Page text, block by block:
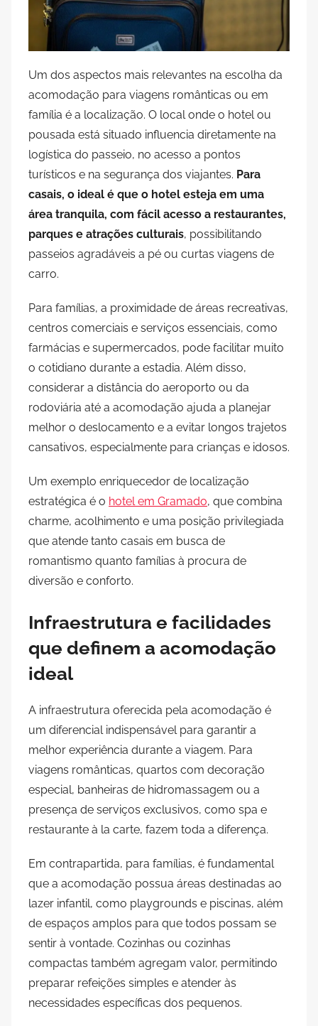
Um dos aspectos mais relevantes na escolha da
acomodação para viagens românticas ou em
família é a localização. O local onde o hotel ou
pousada está situado influencia diretamente na
logística do passeio, no acesso a pontos
turísticos e na segurança dos viajantes. Para
casais, o ideal é que o hotel esteja em uma
área tranquila, com fácil acesso a restaurantes,
parques e atrações culturais, possibilitando
passeios agradáveis a pé ou curtas viagens de
carro.
Para famílias, a proximidade de áreas recreativas,
centros comerciais e serviços essenciais, como
farmácias e supermercados, pode facilitar muito
o cotidiano durante a estadia. Além disso,
considerar a distância do aeroporto ou da
rodoviária até a acomodação ajuda a planejar
melhor o deslocamento e a evitar longos trajetos
cansativos, especialmente para crianças e idosos.
Um exemplo enriquecedor de localização
estratégica é o hotel em Gramado, que combina
charme, acolhimento e uma posição privilegiada
que atende tanto casais em busca de
romantismo quanto famílias à procura de
diversão e conforto.
Infraestrutura e facilidades
que definem a acomodação
ideal
A infraestrutura oferecida pela acomodação é
um diferencial indispensável para garantir a
melhor experiência durante a viagem. Para
viagens românticas, quartos com decoração
especial, banheiras de hidromassagem ou a
presença de serviços exclusivos, como spa e
restaurante à la carte, fazem toda a diferença.
Em contrapartida, para famílias, é fundamental
que a acomodação possua áreas destinadas ao
lazer infantil, como playgrounds e piscinas, além
de espaços amplos para que todos possam se
sentir à vontade. Cozinhas ou cozinhas
compactas também agregam valor, permitindo
preparar refeições simples e atender às
necessidades específicas dos pequenos.